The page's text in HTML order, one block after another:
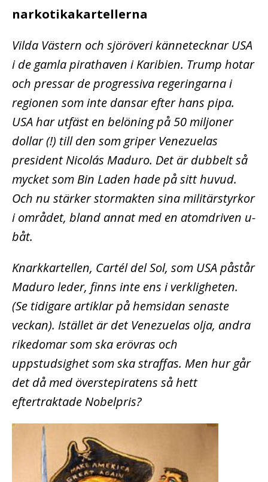
narkotikakartellerna
Vilda Västern och sjöröveri kännetecknar USA
i de gamla pirathaven i Karibien. Trump hotar
och pressar de progressiva regeringarna i
regionen som inte dansar efter hans pipa.
USA har utfäst en belöning på 50 miljoner
dollar (!) till den som griper Venezuelas
president Nicolás Maduro. Det är dubbelt så
mycket som Bin Laden hade på sitt huvud.
Och nu stärker stormakten sina militärstyrkor
i området, bland annat med en atomdriven u-
båt.
Knarkkartellen, Cartél del Sol, som USA påstår
Maduro leder, finns inte ens i verkligheten.
(Se tidigare artiklar på hemsidan senaste
veckan). Istället är det Venezuelas olja, andra
rikedomar som ska erövras och
uppstudsighet som ska straffas. Men hur går
det då med överstepiratens så hett
eftertraktade Nobelpris?